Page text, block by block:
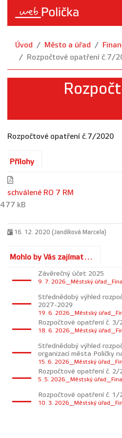
Úvod Město a úřad
Rozpočtové opatření č.7/
Rozpočtové opatření č.7/2020
Přílohy
schválené RO 7 RM
477 kB
16. 12. 2020 (Jandíková Marcela)
Mohlo by Vás zajímat...
Závěrečný účet 2025
9. 7. 2026_Městský
Střednědobý výhled
2027-2029
19. 6. 2026_Městský
Rozpočtové opatření č. 3/
18. 6. 2026_Městský
Střednědobý výhled
organizací města Poličky
15. 6. 2026_Městský
Rozpočtové opatření č. 2/
5. 5. 2026_Městský
Rozpočtové opatření č. 1/
10. 3. 2026_Městský